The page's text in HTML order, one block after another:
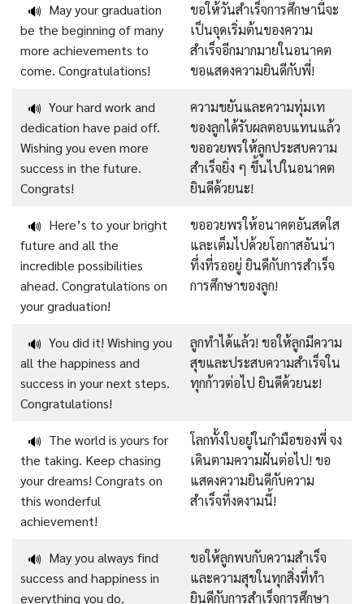
🔊 May your graduation
be the beginning of many
more achievements to
come. Congratulations!
ขอให้วันสำเร็จการศึกษานี้จะ
เป็นจุดเริ่มต้นของความ
สำเร็จอีกมากมายในอนาคต
ขอแสดงความยินดีกับพี่!
🔊 Your hard work and
dedication have paid off.
Wishing you even more
success in the future.
Congrats!
ความขยันและความทุ่มเท
ของลูกได้รับผลตอบแทนแล้ว
ขออวยพรให้ลูกประสบความ
สำเร็จยิ่ง ๆ ขึ้นไปในอนาคต
ยินดีด้วยนะ!
🔊 Here’s to your bright
future and all the
incredible possibilities
ahead. Congratulations on
your graduation!
ขออวยพรให้อนาคตอันสดใส
และเต็มไปด้วยโอกาสอันน่า
ทึ่งที่รออยู่ ยินดีกับการสำเร็จ
การศึกษาของลูก!
🔊 You did it! Wishing you
all the happiness and
success in your next steps.
Congratulations!
ลูกทำได้แล้ว! ขอให้ลูกมีความ
สุขและประสบความสำเร็จใน
ทุกก้าวต่อไป ยินดีด้วยนะ!
🔊 The world is yours for
the taking. Keep chasing
your dreams! Congrats on
this wonderful
achievement!
โลกทั้งใบอยู่ในกำมือของพี่ จง
เดินตามความฝันต่อไป! ขอ
แสดงความยินดีกับความ
สำเร็จที่งดงามนี้!
🔊 May you always find
success and happiness in
everything you do.
ขอให้ลูกพบกับความสำเร็จ
และความสุขในทุกสิ่งที่ทำ
ยินดีกับการสำเร็จการศึกษา